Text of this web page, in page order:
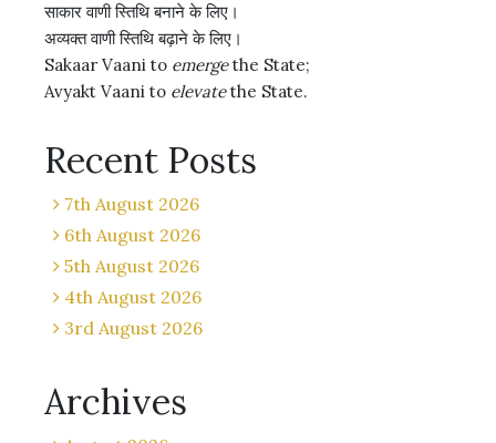
साकार वाणी स्तिथि बनाने के लिए।
अव्यक्त वाणी स्तिथि बढ़ाने के लिए।
Sakaar Vaani to emergethe State;
Avyakt Vaani to elevatethe State.
Recent Posts
7th August 2026
6th August 2026
5th August 2026
4th August 2026
3rd August 2026
Archives